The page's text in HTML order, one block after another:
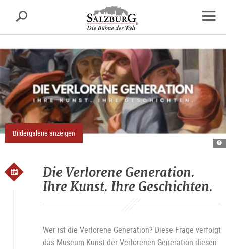
sr.skipnav.Zum
Inhalt
springen
sr.skipnav.Zum
Hauptmenü
springen
sr.skipnav.Zu
den
Kontaktinformationen
Suche
Bildergalerie anzeigen
Die Verlorene Generation.
Ihre Kunst. Ihre Geschichten.
Wer ist die Verlorene Generation? Diese Frage verfolgt
das Museum Kunst der Verlorenen Generation diesen